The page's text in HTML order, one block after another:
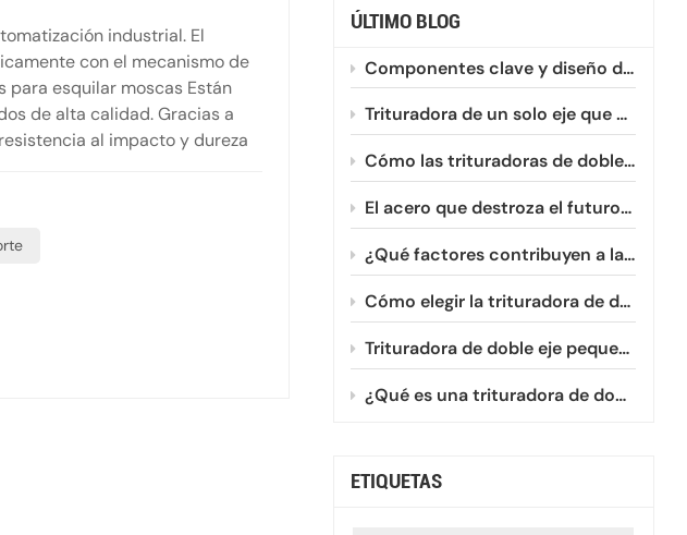
ÚLTIMO BLOG
Componentes clave y diseño de una trituradora de un solo eje
Trituradora de un solo eje que optimiza el reciclaje de plásticos HDPE y PVC.
Cómo las trituradoras de doble eje procesan eficientemente las películas plásticas enrollables
El acero que destroza el futuro: Un vistazo a la evolución de la metalurgia de las fresas de doble eje.
¿Qué factores contribuyen a la reducción de la vida útil de las cuchillas de las trituradoras de doble eje?
Cómo elegir la trituradora de doble eje pequeña adecuada para su negocio.
Trituradora de doble eje pequeña vs. grande: ¿Cuál necesita?
¿Qué es una trituradora de doble eje mini?
ETIQUETAS
industrial. El
con el mecanismo de
esquilar moscas Están
de alta calidad. Gracias a
al impacto y dureza
forjados en caliente,